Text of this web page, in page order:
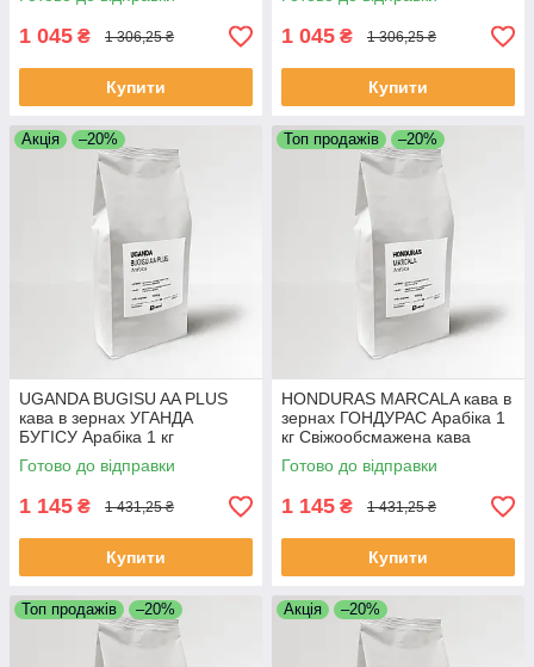
1 045 ₴ 1 306,25 ₴
Купити
1 045 ₴ 1 306,25 ₴
Купити
Акція –20%
UGANDA BUGISU AA PLUS
кава в зернах УГАНДА
БУГІСУ Арабіка 1 кг
Свіжообсмажена кава
Готово до відправки
1 145 ₴ 1 431,25 ₴
Купити
Топ продажів –20%
HONDURAS MARCALA кава в
зернах ГОНДУРАС Арабіка 1
кг Свіжообсмажена кава
Готово до відправки
1 145 ₴ 1 431,25 ₴
Купити
Топ продажів –20% Акція –20%